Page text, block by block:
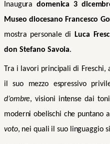
Inauguradomenica 3
Museo diocesano Francesco
mostra personale diLuca
don Stefano Savoia.
Tra i lavori principali di
il suo mezzo espressivo
d’ombre, visioni intense dai
moderni obelischi che puntano
voto, nei quali il suo linguaggio